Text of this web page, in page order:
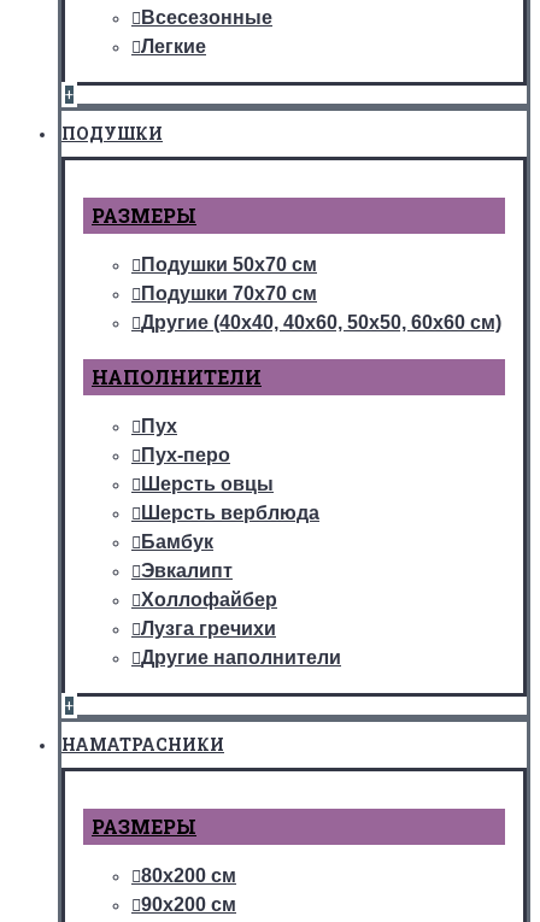
Всесезонные
Легкие
+
ПОДУШКИ
РАЗМЕРЫ
Подушки 50х70 см
Подушки 70х70 см
Другие (40х40, 40х60, 50х50, 60х60 см)
НАПОЛНИТЕЛИ
Пух
Пух-перо
Шерсть овцы
Шерсть верблюда
Бамбук
Эвкалипт
Холлофайбер
Лузга гречихи
Другие наполнители
+
НАМАТРАСНИКИ
РАЗМЕРЫ
80х200 см
90х200 см